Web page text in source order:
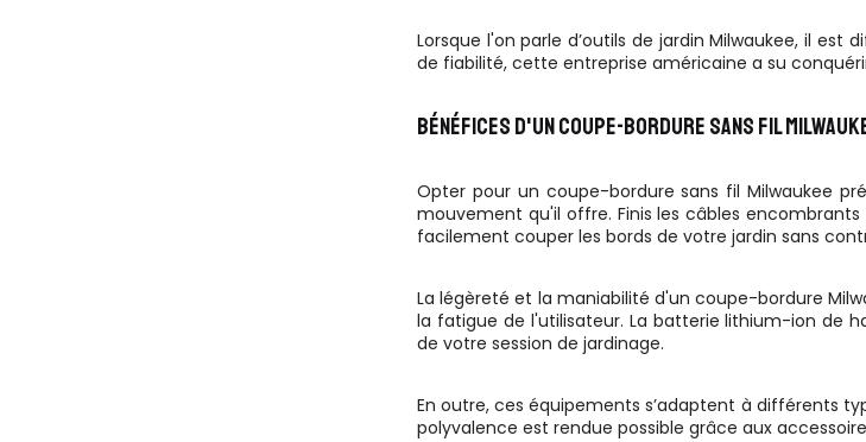
Lorsque l'on parle d’outils de jardin Milwaukee, il
de fiabilité, cette entreprise américaine a su
BÉNÉFICES D'UN COUPE-BORDURE SANS FIL
Opter pour un coupe-bordure sans fil Milwaukee
mouvement qu'il offre. Finis les câbles
facilement couper les bords de votre jardin sans
La légèreté et la maniabilité d'un coupe-bordure
la fatigue de l'utilisateur. La batterie lithium-ion de
de votre session de jardinage.
En outre, ces équipements s’adaptent à différents
polyvalence est rendue possible grâce aux